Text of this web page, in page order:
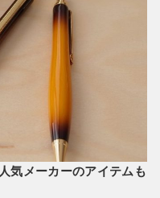
気メーカーのアイテムも